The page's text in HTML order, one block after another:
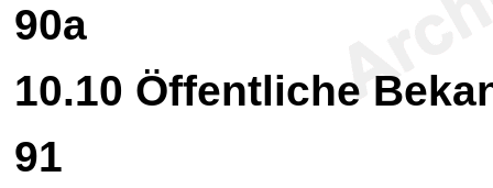
90a
10.10 Öffentliche
91